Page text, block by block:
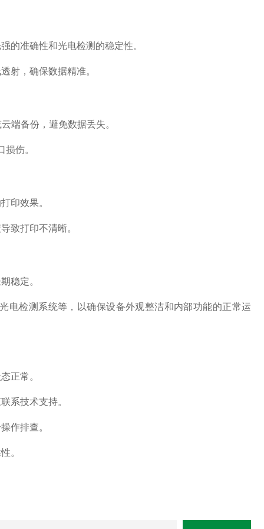
的准确性和光电检测的稳定性。
射，确保数据精准。
端备份，避免数据丢失。
伤。
印效果。
致打印不清晰。
稳定。
电检测系统等，以确保设备外观整洁和内部功能的正常运
正常。
系技术支持。
作排查。
。